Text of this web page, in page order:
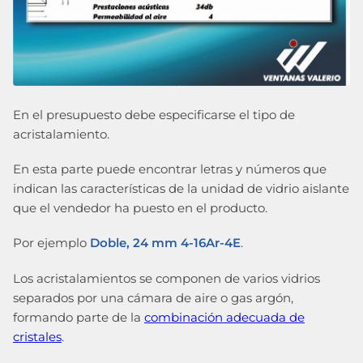
En el presupuesto debe especificarse el tipo de
acristalamiento.
En esta parte puede encontrar letras y números que
indican las características de la unidad de vidrio aislante
que el vendedor ha puesto en el producto.
Por ejemplo Doble, 24 mm 4-16Ar-4E.
Los acristalamientos se componen de varios vidrios
separados por una cámara de aire o gas argón,
formando parte de la combinación adecuada de
cristales.